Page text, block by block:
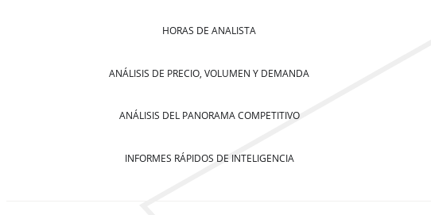
HORAS DE ANALISTA
ANÁLISIS DE PRECIO, VOLUMEN Y DEMANDA
ANÁLISIS DEL PANORAMA COMPETITIVO
INFORMES RÁPIDOS DE INTELIGENCIA